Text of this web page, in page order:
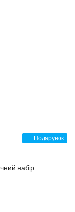
Подарунок
набір.